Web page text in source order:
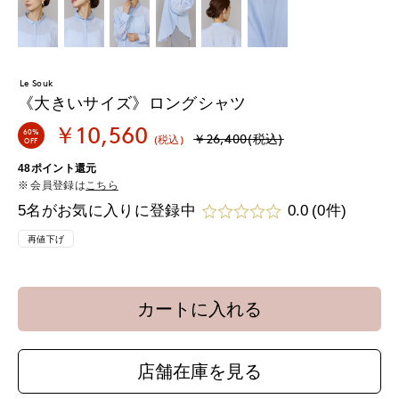
Le Souk
《大きいサイズ》ロングシャツ
60%
OFF
￥10,560 (税込) ￥26,400(税込)
48ポイント還元
会員登録は こちら
5名がお気に入りに登録中 0.0 (0件)
再値下げ
カートに入れる
店舗在庫を見る